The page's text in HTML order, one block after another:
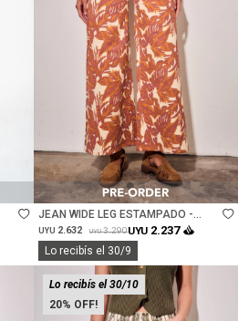
Talle
JEAN WIDE LEG ESTAMPADO -
MULTI
UYU 2.632 UYU 3.290UYU 2.237
Lo recibís el 30/9
20
Lo recibís el 30/10